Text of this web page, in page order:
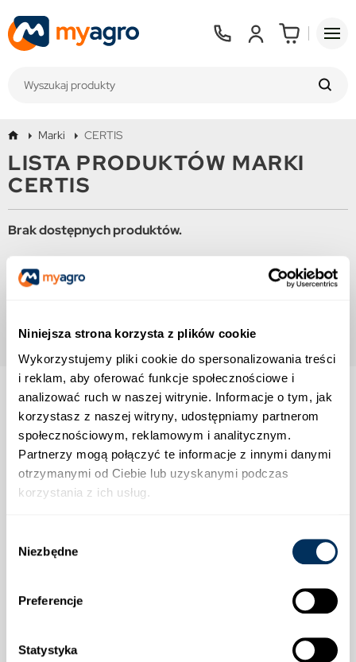
Niniejsza strona korzysta z plików cookie
Wykorzystujemy pliki cookie do spersonalizowania treści
i reklam, aby oferować funkcje społecznościowe i
analizować ruch w naszej witrynie. Informacje o tym, jak
korzystasz z naszej witryny, udostępniamy partnerom
społecznościowym, reklamowym i analitycznym.
Partnerzy mogą połączyć te informacje z innymi danymi
otrzymanymi od Ciebie lub uzyskanymi podczas
korzystania z ich usług.
zgody
Niezbędne
Preferencje
Statystyka
Marki CERTIS
LISTA PRODUKTÓW MARKI
CERTIS
Brak dostępnych produktów.
Bądźcie czujni! W tym miejscu zostanie wyświetlonych więcej
produktów w miarę ich dodawania.
Strefa klienta
Informacje